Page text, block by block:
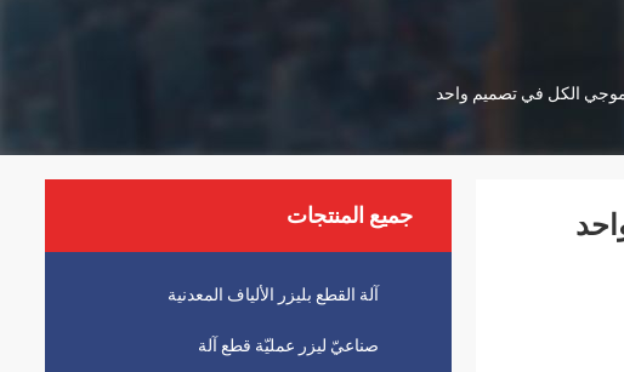
جميع المنتجات
آلة القطع بليزر الألياف المعدنية
صناعيّ ليزر عمليّة قطع آلة